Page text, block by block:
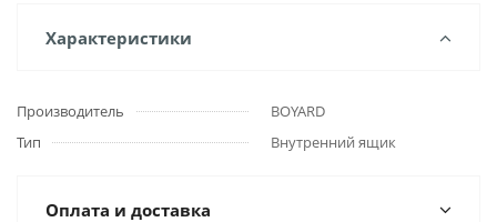
Характеристики
Производитель
BOYARD
Тип
Внутренний ящик
Оплата и доставка